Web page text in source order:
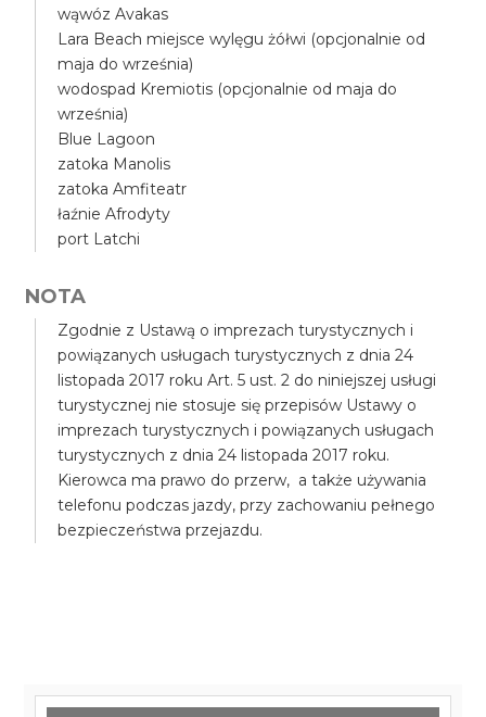
wąwóz Avakas
Lara Beach miejsce wylęgu żółwi (opcjonalnie od
maja do września)
wodospad Kremiotis (opcjonalnie od maja do
września)
Blue Lagoon
zatoka Manolis
zatoka Amfiteatr
łaźnie Afrodyty
port Latchi
NOTA
Zgodnie z Ustawą o imprezach turystycznych i
powiązanych usługach turystycznych z dnia 24
listopada 2017 roku Art. 5 ust. 2 do niniejszej usługi
turystycznej nie stosuje się przepisów Ustawy o
imprezach turystycznych i powiązanych usługach
turystycznych z dnia 24 listopada 2017 roku.
Kierowca ma prawo do przerw, a także używania
telefonu podczas jazdy, przy zachowaniu pełnego
bezpieczeństwa przejazdu.